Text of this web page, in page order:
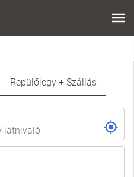
Repülőjegy + Szállás